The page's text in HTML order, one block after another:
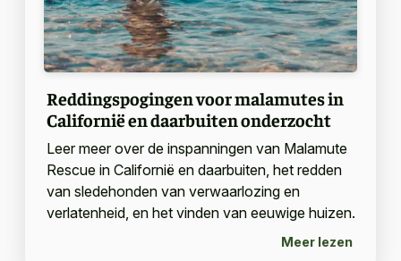
Reddingspogingen voor malamutes in
Californië en daarbuiten onderzocht
Leer meer over de inspanningen van Malamute
Rescue in Californië en daarbuiten, het redden
van sledehonden van verwaarlozing en
verlatenheid, en het vinden van eeuwige huizen.
Meer lezen